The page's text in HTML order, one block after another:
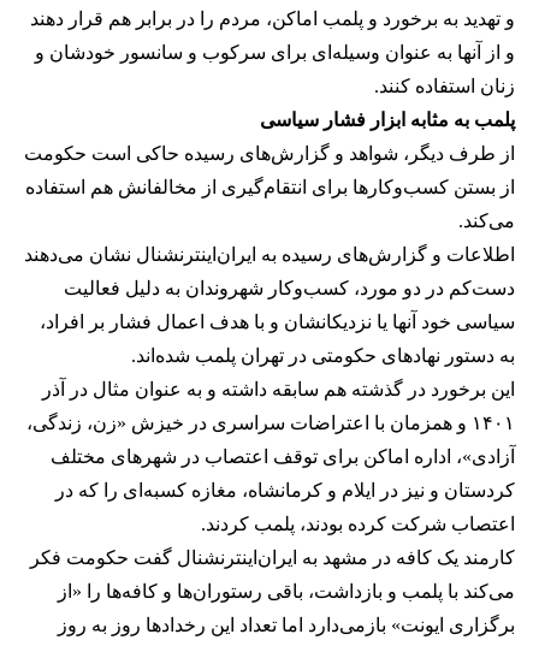
و تهدید به برخورد و پلمب اماکن، مردم را در برابر هم قرار دهند
و از آنها به عنوان وسیله‌ای برای سرکوب و سانسور خودشان و
زنان استفاده کنند.
پلمب به مثابه ابزار فشار سیاسی
از طرف دیگر، شواهد و گزارش‌های رسیده حاکی است حکومت
از بستن کسب‌وکارها برای انتقام‌گیری از مخالفانش هم استفاده
می‌کند.
اطلاعات و گزارش‌های رسیده به ایران‌اینترنشنال نشان می‌دهند
دست‌کم در دو مورد، کسب‌وکار شهروندان به دلیل فعالیت
سیاسی خود آنها یا نزدیکانشان و با هدف اعمال فشار بر افراد،
به دستور نهادهای حکومتی در تهران پلمب شده‌اند.
این برخورد در گذشته هم سابقه داشته و به عنوان مثال در آذر
۱۴۰۱ و همزمان با اعتراضات سراسری در خیزش «زن، زندگی،
آزادی»، اداره اماکن برای توقف اعتصاب در شهرهای مختلف
کردستان و نیز در ایلام و کرمانشاه، مغازه کسبه‌ای را که در
اعتصاب شرکت کرده بودند، پلمب کردند.
کارمند یک کافه در مشهد به ایران‌اینترنشنال گفت حکومت فکر
می‌کند با پلمب و بازداشت، باقی رستوران‌ها و کافه‌ها را «از
برگزاری ایونت» بازمی‌دارد اما تعداد این رخدادها روز به روز